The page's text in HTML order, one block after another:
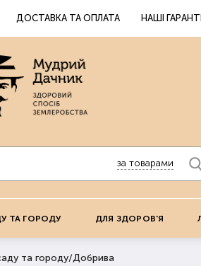
ДОСТАВКА ТА ОПЛАТА НАШІ ГАРАНТІЇ
за товарами
ТА ГОРОДУ ДЛЯ ЗДОРОВ'Я
та городу/Добрива